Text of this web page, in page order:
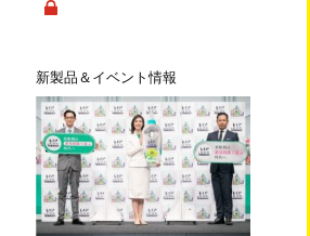
新製品＆イベント情報